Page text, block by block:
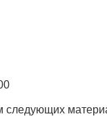
следующих